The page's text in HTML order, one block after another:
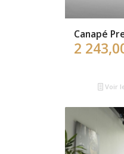
Canapé
2
Voir